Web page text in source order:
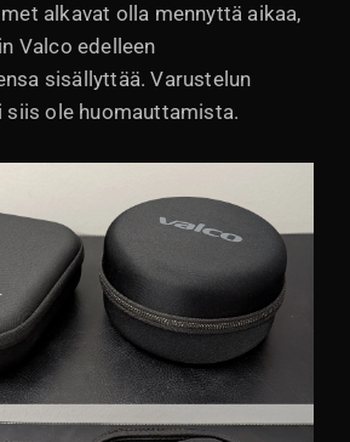
alkavat olla mennyttä aikaa,
Valco edelleen
sisällyttää. Varustelun
siis ole huomauttamista.